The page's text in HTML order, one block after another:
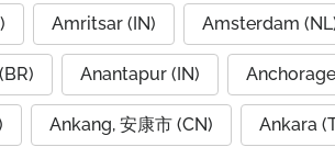
Amritsar (IN) Amsterdam
Anantapur (IN)
Ankang, 安康市 (CN) Ankara